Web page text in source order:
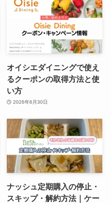
オイシエダイニングで使え
るクーポンの取得方法と使
い方
2026年6月30日
ナッシュ定期購入の停止・
スキップ・解約方法｜ケー